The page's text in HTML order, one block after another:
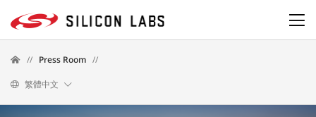
// Press Room //
繁體中文